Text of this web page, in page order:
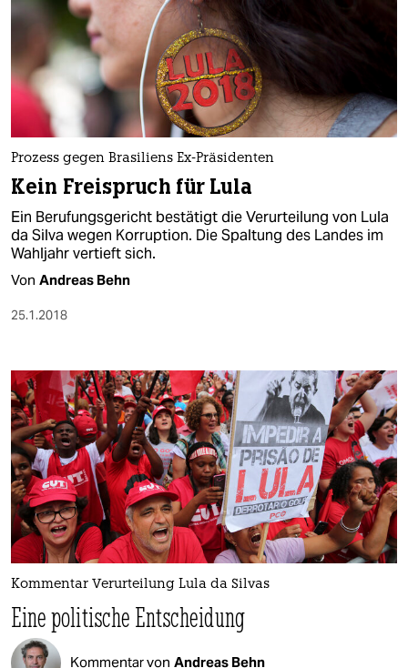
Prozess gegen Brasiliens Ex-Präsidenten
Kein Freispruch für Lula
Ein Berufungsgericht bestätigt die Verurteilung von Lula
da Silva wegen Korruption. Die Spaltung des Landes im
Wahljahr vertieft sich.
Von Andreas Behn
25.1.2018
Kommentar Verurteilung Lula da Silvas
Eine politische Entscheidung
Kommentar von Andreas Behn